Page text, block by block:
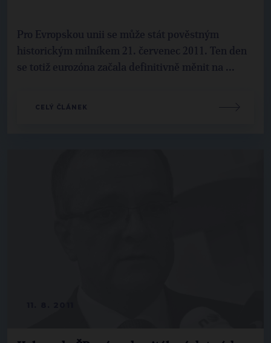
Pro Evropskou unii se může stát pověstným
historickým milníkem 21. červenec 2011. Ten den
se totiž eurozóna začala definitivně měnit na ...
CELÝ ČLÁNEK